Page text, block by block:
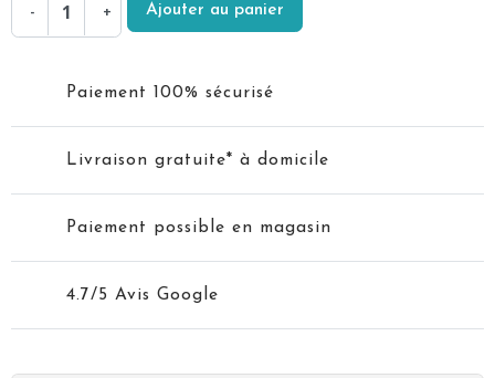
- + Ajouter au panier
Paiement 100% sécurisé
Livraison gratuite* à domicile
Paiement possible en magasin
4.7/5 Avis Google